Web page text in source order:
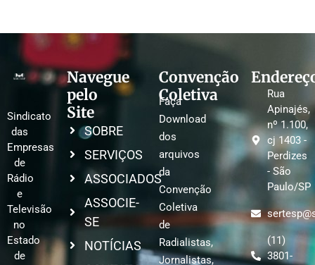
Sindicato
das
Empresas
de
Rádio
e
Televisão
no
Estado
de
Navegue
pelo
Site
SOBRE
SERVIÇOS
ASSOCIADOS
ASSOCIE-
SE
NOTÍCIAS
Convenção
Coletiva
Faça
Download
dos
arquivos
da
Convenção
Coletiva
de
Radialistas,
Jornalistas,
Rua
Apinajés,
nº 1.100,
cj 1403 -
Perdizes
- São
Paulo/SP
(11)
3801-